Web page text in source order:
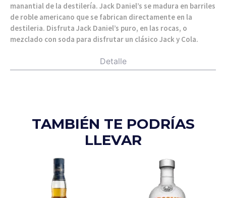
Detalle
manantial de la destilería. Jack Daniel’s se madura en barriles
de roble americano que se fabrican directamente en la
destileria. Disfruta Jack Daniel’s puro, en las rocas, o
mezclado con soda para disfrutar un clásico Jack y Cola.
TAMBIÉN TE PODRÍAS
LLEVAR